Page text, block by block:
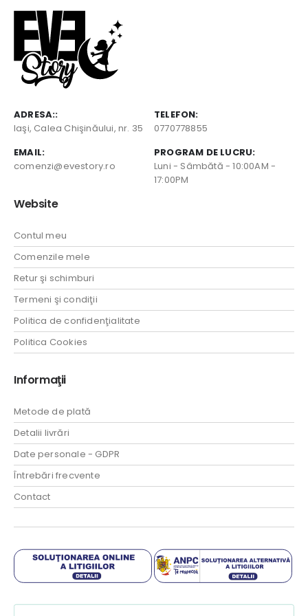
ADRESA::
Iaşi, Calea Chişinăului, nr. 35
TELEFON:
0770778855
EMAIL:
comenzi@evestory.ro
PROGRAM DE LUCRU:
Luni - Sâmbătă - 10:00AM -
17:00PM
Website
Contul meu
Comenzile mele
Retur şi schimburi
Termeni şi condiţii
Politica de confidenţialitate
Politica Cookies
Informaţii
Metode de plată
Detalii livrări
Date personale - GDPR
Întrebări frecvente
Contact